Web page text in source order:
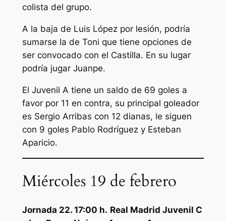
colista del grupo.
A la baja de Luis López por lesión, podría
sumarse la de Toni que tiene opciones de
ser convocado con el Castilla. En su lugar
podría jugar Juanpe.
El Juvenil A tiene un saldo de 69 goles a
favor por 11 en contra, su principal goleador
es Sergio Arribas con 12 dianas, le siguen
con 9 goles Pablo Rodríguez y Esteban
Aparicio.
Miércoles 19 de febrero
Jornada 22. 17:00 h. Real Madrid Juvenil C